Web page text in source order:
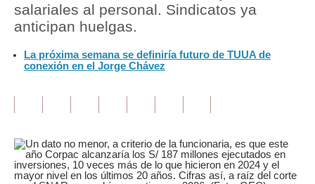
Editorial
Pregunta de hoy
Viajes
salariales al personal. Sindicatos ya
anticipan huelgas.
La próxima semana se definiría futuro de TUUA de
conexión en el Jorge Chávez